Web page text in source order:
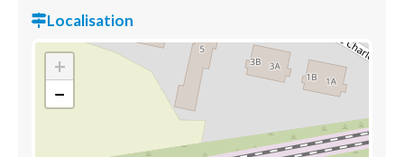
Localisation
+
−